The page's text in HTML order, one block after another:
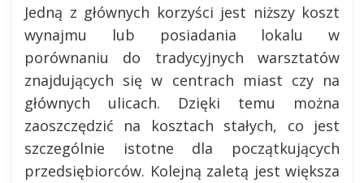
Jedną z głównych korzyści jest niższy koszt
wynajmu lub posiadania lokalu w
porównaniu do tradycyjnych warsztatów
znajdujących się w centrach miast czy na
głównych ulicach. Dzięki temu można
zaoszczędzić na kosztach stałych, co jest
szczególnie istotne dla początkujących
przedsiębiorców. Kolejną zaletą jest większa